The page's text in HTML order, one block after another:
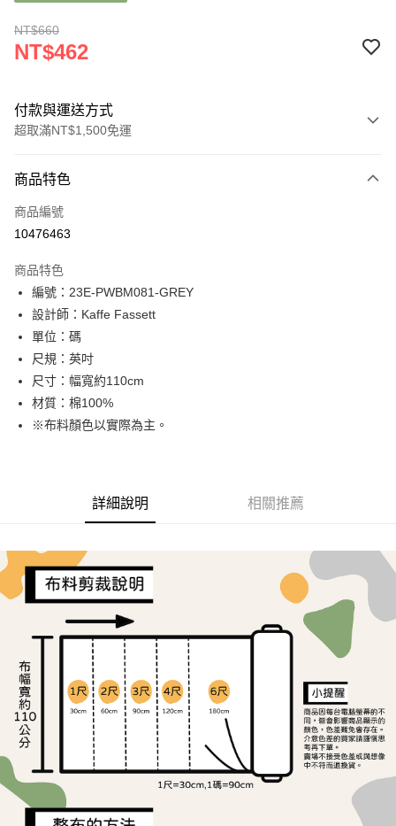
NT$660
NT$462
付款與運送方式
超取滿NT$1,500免運
信用卡一次付款
超商取貨付款
Apple Pay
街口支付
Google Pay
大哥付你分期
相關說明
【大哥付你分期使用說明】
3.實際核准額度、可分期數及費用金額請依後續交易確認頁面所載為準。
4.訂單成立30分鐘內，如未前往確認交易或遇審核未通過，訂單將自動取
法說明評估內容。
【繳款方式說明】
1.分期款項不併入電信帳單，「大哥付你分期」於每月結算日後寄送繳費提
醒簡訊。
2.透過簡訊連結打開帳單後，可選擇「超商條碼／台灣大直營門市／銀行轉
帳／街口支付／iPASS MONEY」等通路繳費。
【注意事項】
1.本服務係由「台灣大哥大股份有限公司」（以下簡稱本公司）所提供，讓
用戶於交易時，得透過本服務購買商品或服務，並由商店將買賣／分期付款
買賣價金債權讓與本公司後，依約使用本公司帳單繳交帳款。
2.基於同意付款使用「大哥付你分期」之契約關係目的，商店將以您的個人
資料（包含姓名、電話或地址）提供予台灣大哥大進項蒐集、處理及利用，
由本公司與您本人進行分期帳單所需資料之確認、核對及更正。
3.完整用戶服務條款，請詳閱以下連結： https://oppay.tw/userRule
AFTEE先享後付是「在收到商品之後才付款」的支付方式。 讓您購物簡單
３．安心：先確認商品／服務後，再付款。
【「AFTEE先享後付」結帳流程】
１．於結帳方式選擇「AFTEE先享後付」後，將跳轉至「AFTEE先享後付」
結帳頁面，進行簡訊認證並確認金額後，即可完成結帳。
２．訂單成立數日內，您將收到繳費通知簡訊。
３．收到繳費通知簡訊後14天內，點擊此簡訊中的連結，可透過四大超商／
ATM／網路銀行／等多元方式進行付款，方視為交易完成。
※ 請注意：結帳手續完成當下不需立刻繳費，但若您需要取消訂單，請聯絡
購買商品的店家。未經商家同意取消之訂單仍視為有效，需透過AFTEE先享
後付繳納相關費用。
※ 交易是否成功請以「AFTEE先享後付 」之結帳頁面顯示為準，若有關於
是否繳費成功／繳費後需取消欲退款等相關疑問，請聯繫「AFTEE先享後付
客戶支援中心」https://netprotections.freshdesk.com/support/home
【注意事項】
１．透過由恩沛科技股份有限公司提供之「AFTEE先享後付」服務完成之交
全家取貨付款
每筆NT$65，滿NT$1,500(含以上)免運費
7-11取貨付款
每筆NT$65，滿NT$1,500(含以上)免運費
宅配
每筆NT$150，滿NT$1,500(含以上)免運費
離島宅配
商品特色
商品編號
10476463
商品特色
編號：23E-PWBM081-GREY
設計師：Kaffe Fassett
單位：碼
尺規：英吋
尺寸：幅寬約110cm
材質：棉100%
※布料顏色以實際為主。
詳細說明 相關推薦